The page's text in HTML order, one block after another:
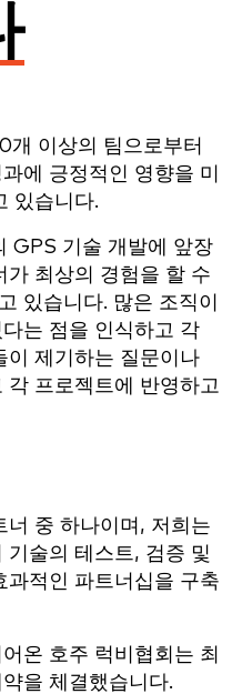
이상의 팀으로부터
에 긍정적인 영향을 미
있습니다.
GPS 기술 개발에 앞장
가 최상의 경험을 할 수
있습니다. 많은 조직이
는 점을 인식하고 각
이 제기하는 질문이나
프로젝트에 반영하고
너 중 하나이며, 저희는
기술의 테스트, 검증 및
적인 파트너십을 구축
온 호주 럭비협회는 최
을 체결했습니다.